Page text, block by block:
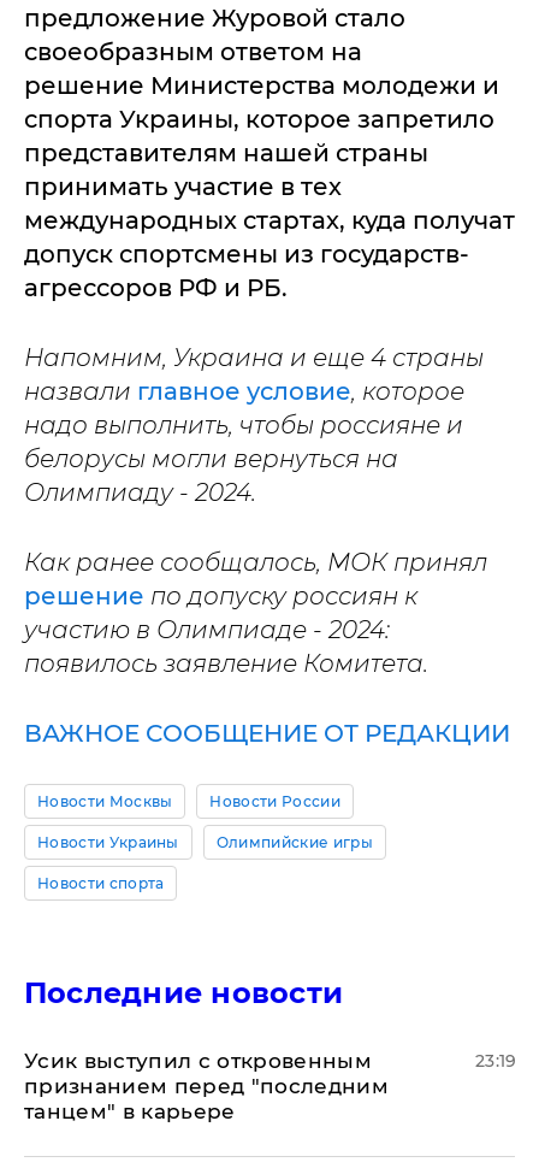
предложение Журовой стало
своеобразным ответом на
решение Министерства молодежи и
спорта Украины, которое запретило
представителям нашей страны
принимать участие в тех
международных стартах, куда получат
допуск спортсмены из государств-
агрессоров РФ и РБ.
Напомним, Украина и еще 4 страны
назвали главное условие, которое
надо выполнить, чтобы россияне и
белорусы могли вернуться на
Олимпиаду - 2024.
Как ранее сообщалось, МОК принял
решение по допуску россиян к
участию в Олимпиаде - 2024:
появилось заявление Комитета.
ВАЖНОЕ СООБЩЕНИЕ ОТ РЕДАКЦИИ
Новости Москвы Новости России
Новости Украины Олимпийские игры
Новости спорта
Последние новости
Усик выступил с откровенным
признанием перед "последним
танцем" в карьере
23:19